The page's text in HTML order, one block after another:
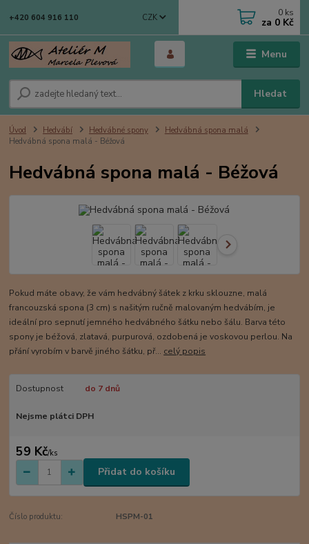
Menu
CZK
Hledat
+420 604 916 110 0 ks
za 0 Kč
Úvod Hedvábí Hedvábné spony
Hedvábná spona malá
Hedvábná spona malá - Béžová
Hedvábná spona malá - Béžová
Pokud máte obavy, že vám hedvábný šátek z krku sklouzne, malá
francouzská spona (3 cm) s našitým ručně malovaným hedvábím, je
ideální pro sepnutí jemného hedvábného šátku nebo šálu. Barva této
spony je béžová, zlatavá, purpurová, ozdobená je voskovou perlou. Na
přání vyrobím v barvě jiného šátku, př... celý popis
Dostupnost do 7 dnů
Nejsme plátci DPH
59 Kč/ks
Přidat do košíku
Číslo produktu: HSPM-01